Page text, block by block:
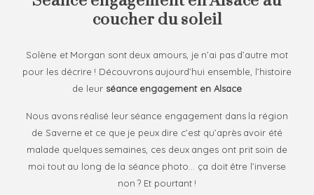
coucher du soleil
Solène et Morgan sont deux amours, je n’ai pas d’autre mot
pour les décrire ! Découvrons aujourd’hui ensemble, l’histoire
de leur séance engagement en Alsace
Nous avons réalisé leur séance engagement dans la région
de Saverne et ce que je peux dire c’est qu’après avoir été
malade quelques semaines, ces deux anges ont prit soin de
moi tout au long de la séance photo… ça doit être l’inverse
non ? Et pourtant !
scenes is what
excited! If you
call yourself a
creative,
that title, be
memorable,
inspire others
and always be
ahead of the